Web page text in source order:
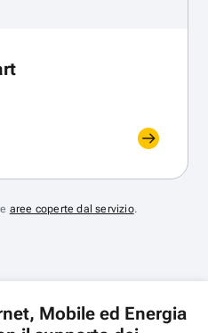
aree coperte dal servizio.
Mobile ed Energia